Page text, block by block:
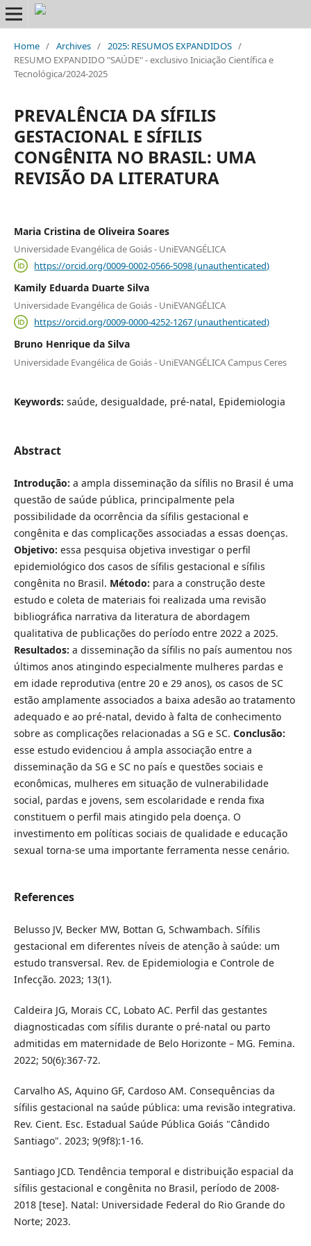
Home / Archives / 2025: RESUMOS EXPANDIDOS /
RESUMO EXPANDIDO "SAÚDE" - exclusivo Iniciação Científica e
Tecnológica/2024-2025
PREVALÊNCIA DA SÍFILIS
GESTACIONAL E SÍFILIS
CONGÊNITA NO BRASIL: UMA
REVISÃO DA LITERATURA
Maria Cristina de Oliveira Soares
Universidade Evangélica de Goiás - UniEVANGÉLICA
https://orcid.org/0009-0002-0566-5098 (unauthenticated)
Kamily Eduarda Duarte Silva
Universidade Evangélica de Goiás - UniEVANGÉLICA
https://orcid.org/0009-0000-4252-1267 (unauthenticated)
Bruno Henrique da Silva
Universidade Evangélica de Goiás - UniEVANGÉLICA Campus Ceres
Keywords: saúde, desigualdade, pré-natal, Epidemiologia
Abstract
Introdução: a ampla disseminação da sífilis no Brasil é uma
questão de saúde pública, principalmente pela
possibilidade da ocorrência da sífilis gestacional e
congênita e das complicações associadas a essas doenças.
Objetivo: essa pesquisa objetiva investigar o perfil
epidemiológico dos casos de sífilis gestacional e sífilis
congênita no Brasil. Método: para a construção deste
estudo e coleta de materiais foi realizada uma revisão
bibliográfica narrativa da literatura de abordagem
qualitativa de publicações do período entre 2022 a 2025.
Resultados: a disseminação da sífilis no país aumentou nos
últimos anos atingindo especialmente mulheres pardas e
em idade reprodutiva (entre 20 e 29 anos), os casos de SC
estão amplamente associados a baixa adesão ao tratamento
adequado e ao pré-natal, devido à falta de conhecimento
sobre as complicações relacionadas a SG e SC. Conclusão:
esse estudo evidenciou á ampla associação entre a
disseminação da SG e SC no país e questões sociais e
econômicas, mulheres em situação de vulnerabilidade
social, pardas e jovens, sem escolaridade e renda fixa
constituem o perfil mais atingido pela doença. O
investimento em políticas sociais de qualidade e educação
sexual torna-se uma importante ferramenta nesse cenário.
References
Belusso JV, Becker MW, Bottan G, Schwambach. Sífilis
gestacional em diferentes níveis de atenção à saúde: um
estudo transversal. Rev. de Epidemiologia e Controle de
Infecção. 2023; 13(1).
Caldeira JG, Morais CC, Lobato AC. Perfil das gestantes
diagnosticadas com sífilis durante o pré-natal ou parto
admitidas em maternidade de Belo Horizonte – MG. Femina.
2022; 50(6):367-72.
Carvalho AS, Aquino GF, Cardoso AM. Consequências da
sífilis gestacional na saúde pública: uma revisão integrativa.
Rev. Cient. Esc. Estadual Saúde Pública Goiás "Cândido
Santiago". 2023; 9(9f8):1-16.
Santiago JCD. Tendência temporal e distribuição espacial da
sífilis gestacional e congênita no Brasil, período de 2008-
2018 [tese]. Natal: Universidade Federal do Rio Grande do
Norte; 2023.